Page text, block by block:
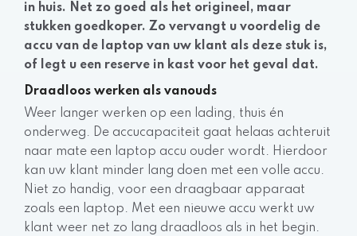
in huis. Net zo goed als het origineel, maar
stukken goedkoper. Zo vervangt u voordelig de
accu van de laptop van uw klant als deze stuk is,
of legt u een reserve in kast voor het geval dat.
Draadloos werken als vanouds
Weer langer werken op een lading, thuis én
onderweg. De accucapaciteit gaat helaas achteruit
naar mate een laptop accu ouder wordt. Hierdoor
kan uw klant minder lang doen met een volle accu.
Niet zo handig, voor een draagbaar apparaat
zoals een laptop. Met een nieuwe accu werkt uw
klant weer net zo lang draadloos als in het begin.